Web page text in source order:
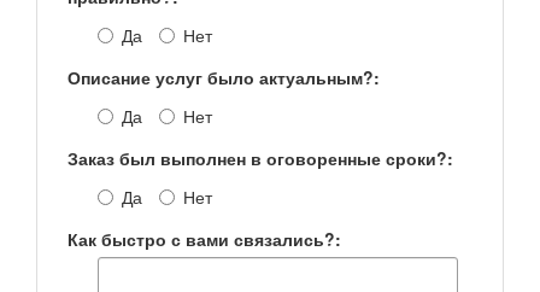
Да
Нет
Описание услуг было актуальным?:
Да
Нет
Заказ был выполнен в оговоренные сроки?:
Да
Нет
Как быстро с вами связались?: